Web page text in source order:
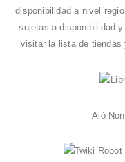
disponibilidad a nivel
sujetas a disponibilidad
visitar la lista de tiendas
Aló